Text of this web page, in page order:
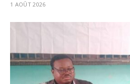
1 AOÛT 2026